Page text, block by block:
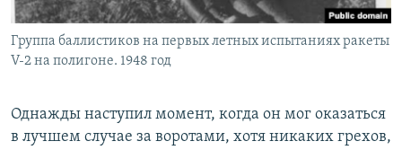
Группа баллистиков на первых летных испытаниях ракеты
V-2 на полигоне. 1948 год
Однажды наступил момент, когда он мог оказаться
в лучшем случае за воротами, хотя никаких грехов,